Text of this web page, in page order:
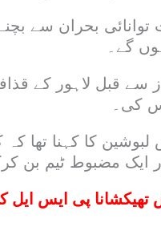
بحران سے
گے۔
سے قبل لاہور کے
کی۔
لبوشین کا کہنا
مضبوط ٹیم بن
پی ایس ایل